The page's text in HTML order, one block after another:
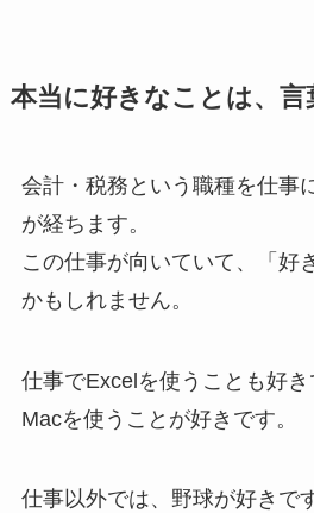
本当に好きなことは、
会計・税務という職種を仕事
が経ちます。
この仕事が向いていて、「好
かもしれません。
仕事でExcelを使うことも好
Macを使うことが好きです。
仕事以外では、野球が好きで